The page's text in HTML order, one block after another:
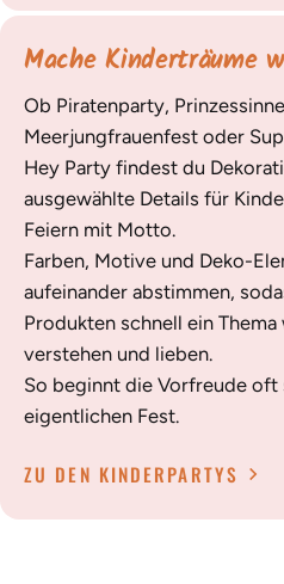
Mache Kinderträume
Ob Piratenparty,
Meerjungfrauenfest oder
Hey Party findest du
ausgewählte Details für
Feiern mit Motto.
Farben, Motive und Deko-
aufeinander abstimmen,
Produkten schnell ein
verstehen und lieben.
So beginnt die Vorfreude oft
eigentlichen Fest.
ZU DEN KINDERPARTYS